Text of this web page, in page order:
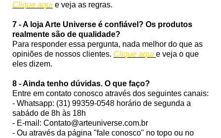
Clique aqui e veja as regras.
7 - A loja Arte Universe é confiável? Os produtos
realmente são de qualidade?
Para responder essa pergunta, nada melhor do que as
opiniões de nossos clientes. Clique aqui e veja o que
eles dizem.
8 - Ainda tenho dúvidas. O que faço?
Entre em contato conosco através dos seguintes canais:
- Whatsapp: (31) 99359-0548 horário de segunda a
sabádo de 8h às 18h
- E-mail: Contato@arteuniverse.com.br
- Ou através da página "fale conosco" no topo ou no